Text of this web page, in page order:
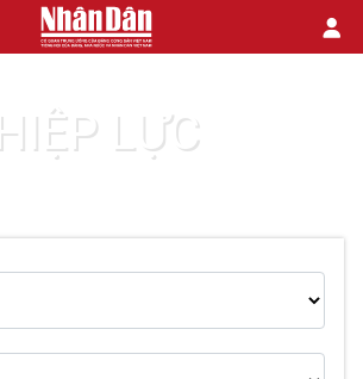
HIỆP LỰC